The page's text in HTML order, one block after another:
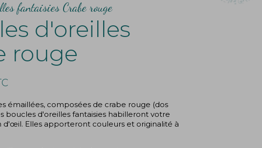
fantaisies Crabe rouge
d'oreilles
rouge
émaillées, composées de crabe rouge (dos
boucles d'oreilles fantaisies habilleront votre
d'œil. Elles apporteront couleurs et originalité à